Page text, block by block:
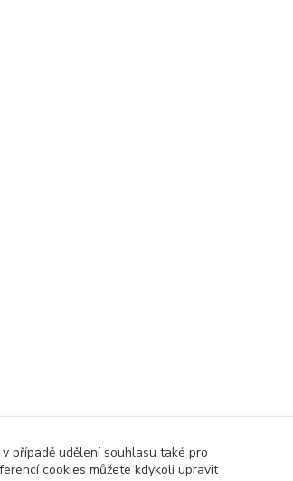
případě udělení souhlasu také pro
cookies můžete kdykoli upravit